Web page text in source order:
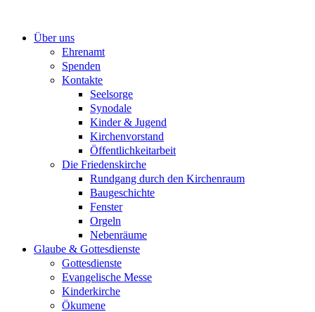
springenÜber uns
Ehrenamt
Spenden
Kontakte
Seelsorge
Synodale
Kinder & Jugend
Kirchenvorstand
Öffentlichkeitarbeit
Die Friedenskirche
Rundgang durch den Kirchenraum
Baugeschichte
Fenster
Orgeln
Nebenräume
Glaube & Gottesdienste
Gottesdienste
Evangelische Messe
Kinderkirche
Ökumene